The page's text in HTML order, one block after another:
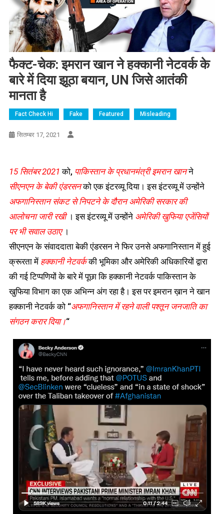
फैक्ट-चेक: इमरान खान ने हक्कानी नेटवर्क के
बारे में दिया झूठा बयान, UN जिसे आतंकी
मानता है
Fact Check Hi Fake Featured Misleading
सितम्बर 17, 2021
15 सितंबर 2021 को, पाकिस्तान के प्रधानमंत्री इमरान खानने
सीएनएन के बेकी एंडरसनको एक इंटरव्यू दिया। इस इंटरव्यू में उन्होंने
अफगानिस्तान संकट से निपटने के दौरान अमेरिकी सरकार की
आलोचना जारी रखी। इस इंटरव्यू में उन्होंने अमेरिकी खुफिया एजेंसियों
पर भी सवाल उठाए।
सीएनएन के संवाददाता बेकी एंडरसन ने फिर उनसे अफगानिस्तान में हुई
क्रूरता में हक्कानी नेटवर्ककी भूमिका और अमेरिकी अधिकारियों द्वारा
की गई टिप्पणियों के बारे में पूछा कि हक्कानी नेटवर्क पाकिस्तान के
खुफिया विभाग का एक अभिन्न अंग रहा है। इस पर इमरान ख़ान ने खान
हक्कानी नेटवर्क को “अफगानिस्तान में रहने वाली पश्तून जनजाति का
संगठन करार दिया।“